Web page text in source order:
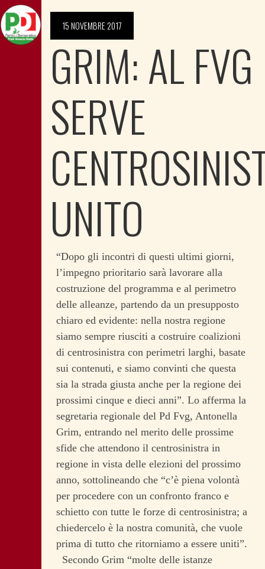
15 NOVEMBRE 2017
GRIM: AL FVG
SERVE
UNITO
“Dopo gli incontri di questi ultimi giorni,
l’impegno prioritario sarà lavorare alla
costruzione del programma e al perimetro
delle alleanze, partendo da un presupposto
chiaro ed evidente: nella nostra regione
siamo sempre riusciti a costruire coalizioni
di centrosinistra con perimetri larghi, basate
sui contenuti, e siamo convinti che questa
sia la strada giusta anche per la regione dei
prossimi cinque e dieci anni”. Lo afferma la
segretaria regionale del Pd Fvg, Antonella
Grim, entrando nel merito delle prossime
sfide che attendono il centrosinistra in
regione in vista delle elezioni del prossimo
anno, sottolineando che “c’è piena volontà
per procedere con un confronto franco e
schietto con tutte le forze di centrosinistra; a
chiedercelo è la nostra comunità, che vuole
prima di tutto che ritorniamo a essere uniti”.
Secondo Grim “molte delle istanze